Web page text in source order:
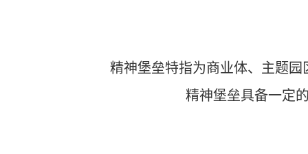
精神堡垒特指为商业体、主题
精神堡垒具备一定